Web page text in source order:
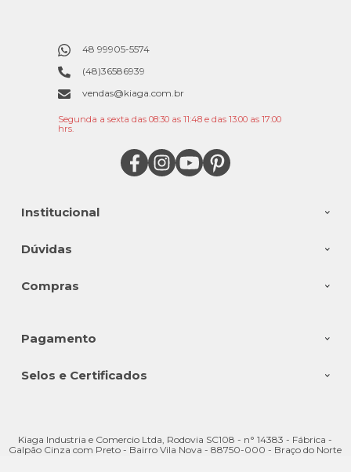
Institucional
Dúvidas
Compras
48 99905-5574
(48)36586939
vendas@kiaga.com.br
Segunda a sexta das 08:30 as 11:48 e das 13:00 as 17:00
hrs.
Pagamento
Selos e Certificados
Kiaga Industria e Comercio Ltda, Rodovia SC108 - n° 14383 - Fábrica -
Galpão Cinza com Preto - Bairro Vila Nova - 88750-000 - Braço do Norte